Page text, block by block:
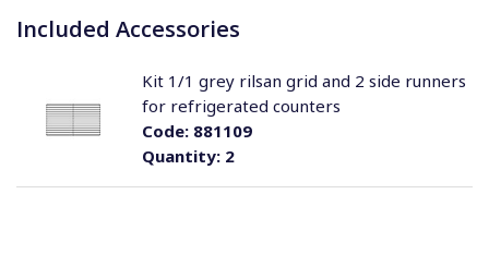
Included Accessories
Quantity:2
Code:881109
Kit 1/1 grey rilsan grid and 2 side runners
for refrigerated counters